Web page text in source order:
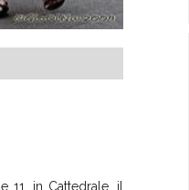
11, in Cattedrale, il